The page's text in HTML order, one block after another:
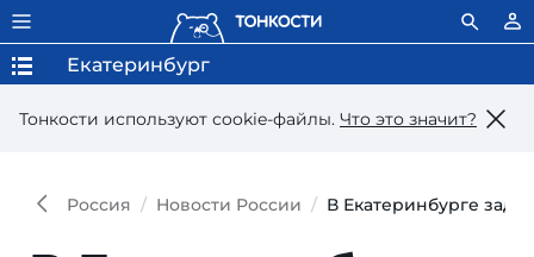
Тонкости используют сookie-файлы. Что это значит?
Екатеринбург
Россия Новости России В Екатеринбурге